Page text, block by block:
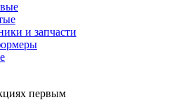
и запчасти
первым